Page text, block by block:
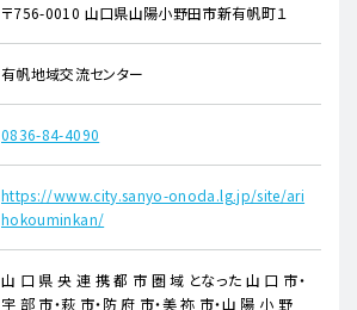
〒756-0010 山口県山陽小野田市新有帆町１
有帆地域交流センター
0836-84-4090
https://www.city.sanyo-onoda.lg.jp/site/ari
hokouminkan/
山 口 県 央 連 携 都 市 圏 域 となった 山 口 市・
宇 部 市・萩 市・防 府 市・美 祢 市・山 陽 小 野